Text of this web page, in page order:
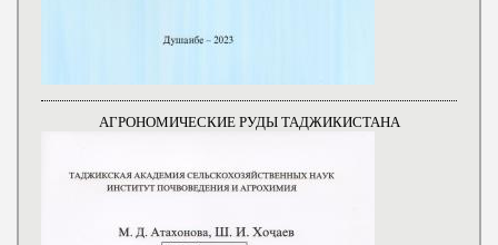
АГРОНОМИЧЕСКИЕ РУДЫ ТАДЖИКИСТАНА